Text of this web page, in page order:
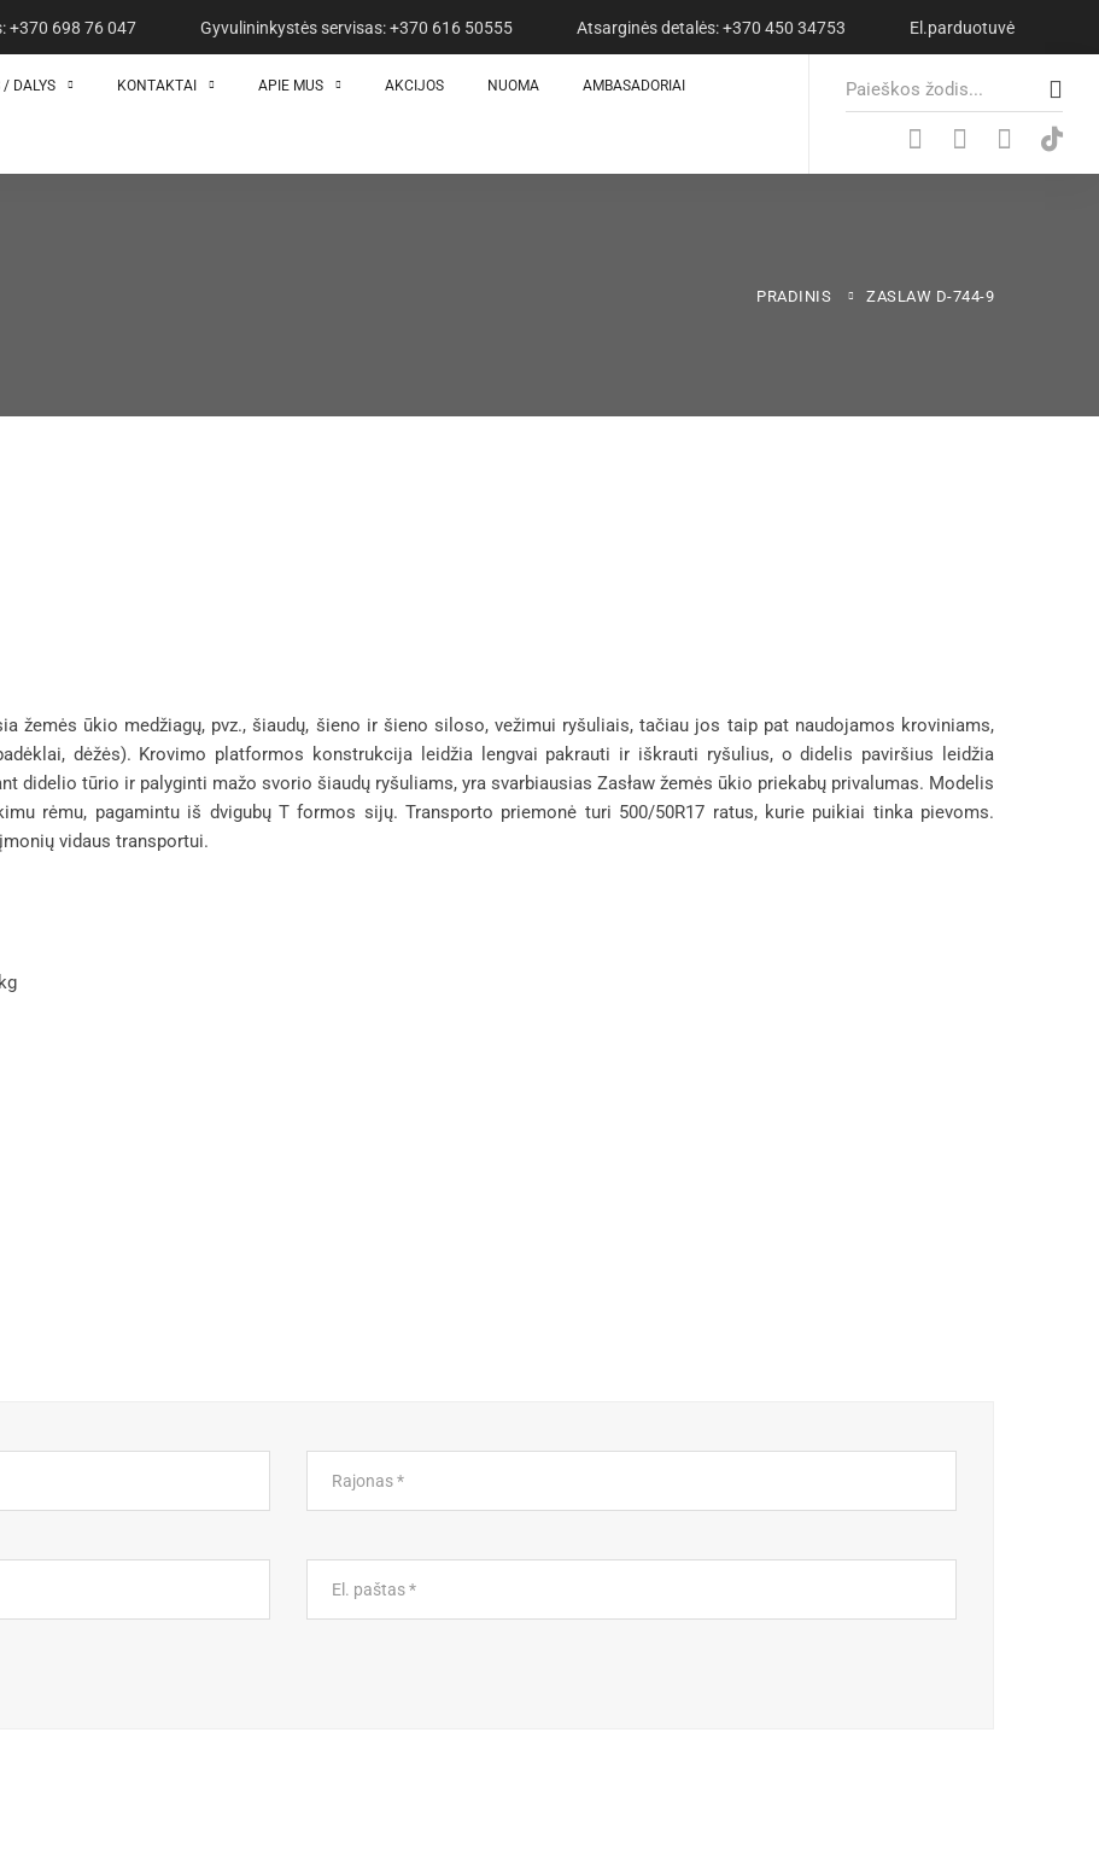
+370 698 76 047 Gyvulininkystės servisas: +370 616 50555 Atsarginės detalės: +370 450 34753 El.parduotuvė
/ DALYS KONTAKTAI APIE MUS AKCIJOS NUOMA AMBASADORIAI
S
e
PRADINIS ZASLAW D-744-9
žemės ūkio medžiagų, pvz., šiaudų, šieno ir šieno siloso, vežimui ryšuliais, tačiau jos taip pat naudojamos kroviniams,
dėžės). Krovimo platformos konstrukcija leidžia lengvai pakrauti ir iškrauti ryšulius, o didelis paviršius leidžia
didelio tūrio ir palyginti mažo svorio šiaudų ryšuliams, yra svarbiausias Zasław žemės ūkio priekabų privalumas. Modelis
rėmu, pagamintu iš dvigubų T formos sijų. Transporto priemonė turi 500/50R17 ratus, kurie puikiai tinka pievoms.
vidaus transportui.